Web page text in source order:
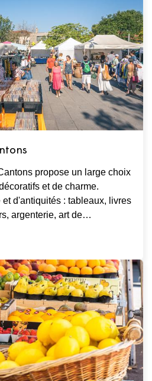
propose un large choix
et de charme.
d'antiquités : tableaux, livres
argenterie, art de…